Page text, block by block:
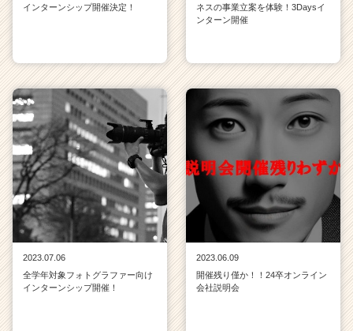
インターンシップ開催決定！
ネスの事業立案を体験！3Daysイ
ンターン開催
2023.07.06
全学年対象フォトグラファー向け
インターンシップ開催！
2023.06.09
開催残り僅か！！24卒オンライン
会社説明会